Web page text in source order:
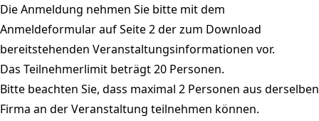
Die Anmeldung nehmen Sie bitte mit dem
Anmeldeformular auf Seite 2 der zum Download
bereitstehenden Veranstaltungsinformationen vor.
Das Teilnehmerlimit beträgt 20 Personen.
Bitte beachten Sie, dass maximal 2 Personen aus derselben
Firma an der Veranstaltung teilnehmen können.